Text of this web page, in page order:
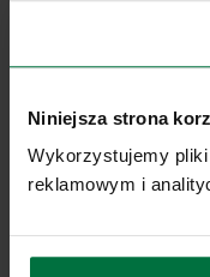
Niniejsza strona
Wykorzystujemy
reklamowym i